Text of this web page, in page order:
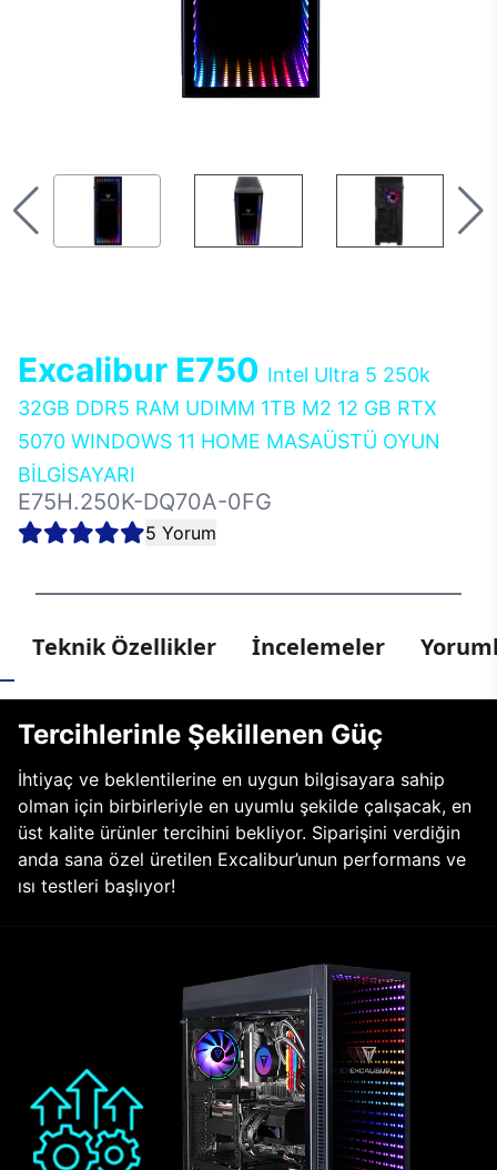
Excalibur E750 Intel Ultra 5 250k
32GB DDR5 RAM UDIMM 1TB M2 12 GB RTX
5070 WINDOWS 11 HOME MASAÜSTÜ OYUN
BİLGİSAYARI
E75H.250K-DQ70A-0FG
5 Yorum
Teknik Özellikler İncelemeler
Tercihlerinle Şekillenen Güç
İhtiyaç ve beklentilerine en uygun bilgisayara sahip
olman için birbirleriyle en uyumlu şekilde çalışacak, en
üst kalite ürünler tercihini bekliyor. Siparişini verdiğin
anda sana özel üretilen Excalibur’unun performans ve
ısı testleri başlıyor!